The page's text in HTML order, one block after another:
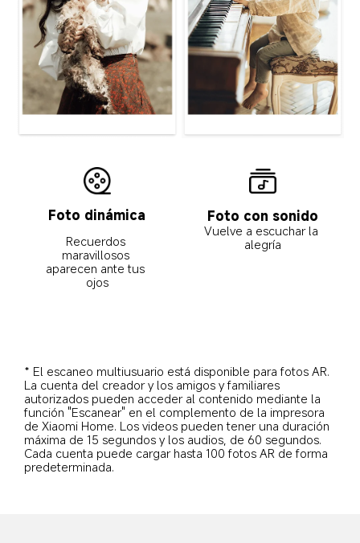
Foto dinámica
Recuerdos
maravillosos
aparecen ante tus
ojos
Foto con sonido
Vuelve a escuchar la
alegría
* El escaneo multiusuario está disponible para fotos AR.
La cuenta del creador y los amigos y familiares
autorizados pueden acceder al contenido mediante la
función "Escanear" en el complemento de la impresora
de Xiaomi Home. Los videos pueden tener una duración
máxima de 15 segundos y los audios, de 60 segundos.
Cada cuenta puede cargar hasta 100 fotos AR de forma
predeterminada.